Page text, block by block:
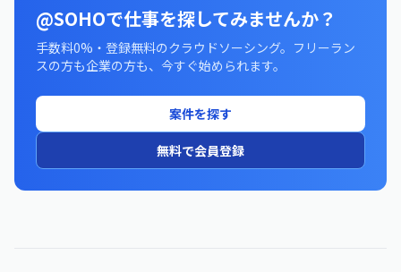
@SOHOで仕事を探してみませんか？
手数料0%・登録無料のクラウドソーシング。フリーラン
スの方も企業の方も、今すぐ始められます。
案件を探す
無料で会員登録